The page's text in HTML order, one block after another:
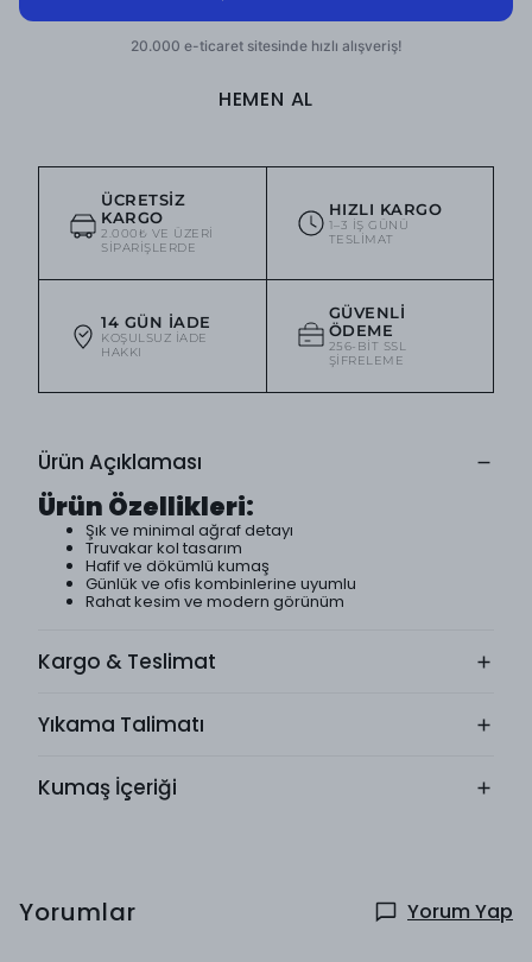
HEMEN AL
ÜCRETSIZ
KARGO
2.000₺ VE ÜZERI
SIPARIŞLERDE
HIZLI KARGO
1–3 IŞ GÜNÜ
TESLIMAT
14 GÜN İADE
KOŞULSUZ IADE
HAKKI
GÜVENLI
ÖDEME
256-BIT SSL
ŞIFRELEME
Ürün Açıklaması
Ürün Özellikleri:
Şık ve minimal ağraf detayı
Truvakar kol tasarım
Hafif ve dökümlü kumaş
Günlük ve ofis kombinlerine uyumlu
Rahat kesim ve modern görünüm
Kargo & Teslimat
Yıkama Talimatı
Kumaş İçeriği
Yorumlar Yorum Yap